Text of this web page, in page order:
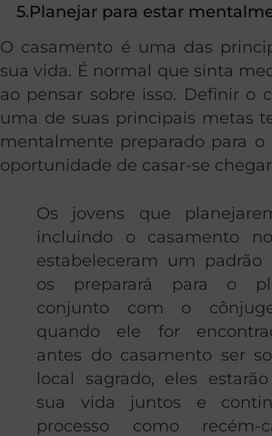
5.Planejar para estar
O casamento é uma das
sua vida. É normal que sinta
ao pensar sobre isso. Definir o
uma de suas principais metas
mentalmente preparado para
oportunidade de casar-se
Os jovens que
incluindo o casamento
estabeleceram um
os preparará para o
conjunto com o
quando ele for
antes do casamento ser
local sagrado, eles
sua vida juntos e
processo como recém-